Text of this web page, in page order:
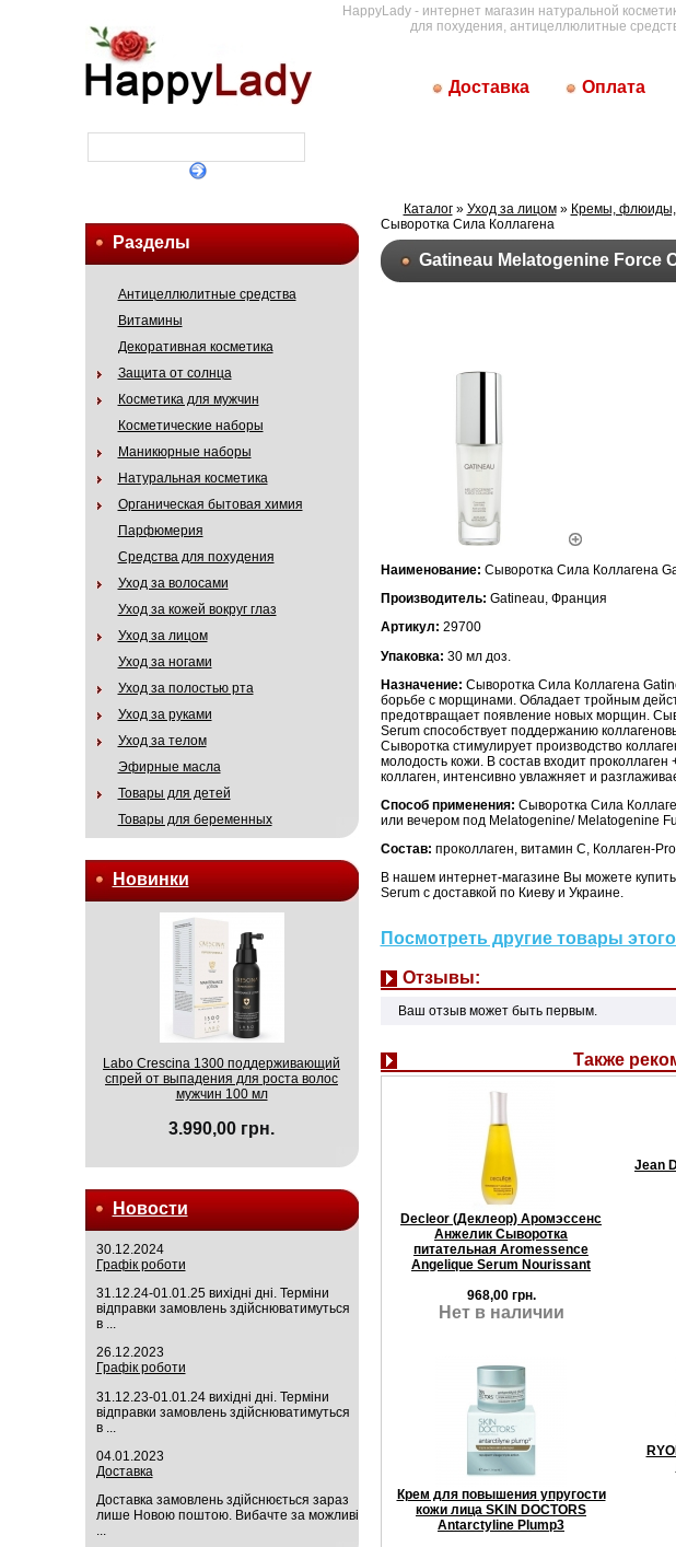
HappyLady - интернет магазин натуральной
для похудения, антицеллюлитные
Доставка Оплата
Разделы
Антицеллюлитные средства
Витамины
Декоративная косметика
Защита от солнца
Косметика для мужчин
Косметические наборы
Маникюрные наборы
Натуральная косметика
Органическая бытовая химия
Парфюмерия
Средства для похудения
Уход за волосами
Уход за кожей вокруг глаз
Уход за лицом
Уход за ногами
Уход за полостью рта
Уход за руками
Уход за телом
Эфирные масла
Товары для детей
Товары для беременных
Новинки
Labo Crescina 1300 поддерживающий
спрей от выпадения для роста волос
мужчин 100 мл
3.990,00 грн.
Новости
30.12.2024
Графік роботи
31.12.24-01.01.25 вихідні дні. Терміни
відправки замовлень здійснюватимуться
в ...
26.12.2023
Графік роботи
31.12.23-01.01.24 вихідні дні. Терміни
відправки замовлень здійснюватимуться
в ...
04.01.2023
Доставка
Доставка замовлень здійснюється зараз
лише Новою поштою. Вибачте за можливі
...
Каталог» Уход за лицом» Кремы, флюиды,
Сыворотка Сила Коллагена
Gatineau Melatogenine Force
Наименование: Сыворотка Сила Коллагена
Производитель: Gatineau, Франция
Артикул: 29700
Упаковка: 30 мл доз.
Назначение: Сыворотка Сила Коллагена
борьбе с морщинами. Обладает тройным
предотвращает появление новых морщин.
Serum способствует поддержанию
Сыворотка стимулирует производство
молодость кожи. В состав входит
коллаген, интенсивно увлажняет и
Способ применения: Сыворотка Сила
или вечером под Melatogenine/ Melatogenine
Состав: проколлаген, витамин С, Коллаген-
В нашем интернет-магазине Вы можете
Serum с доставкой по Киеву и Украине.
Посмотреть другие товары
Отзывы:
Ваш отзыв может быть первым.
Также
Decleor (Деклеор) Аромэссенс
Анжелик Сыворотка
питательная Aromessence
Angelique Serum Nourissant
968,00 грн.
Нет в наличии
Jean
Крем для повышения упругости
кожи лица SKIN DOCTORS
Antarctyline Plump3